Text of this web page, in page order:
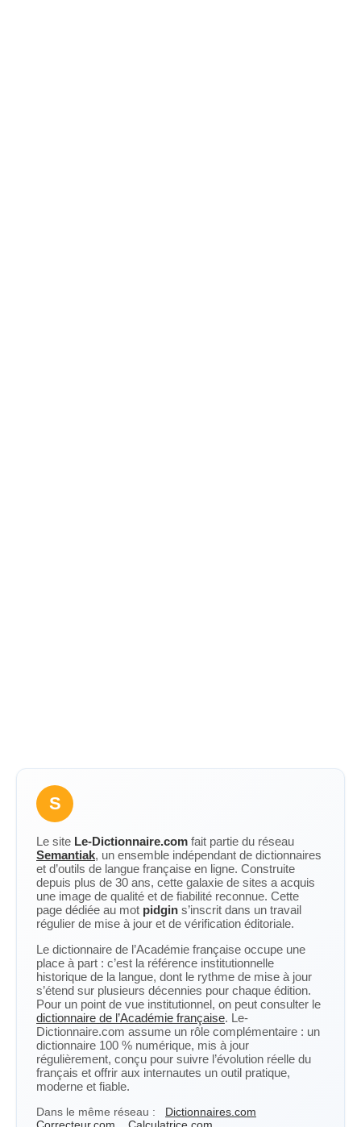
S
Le site Le-Dictionnaire.com fait partie du réseau
Semantiak, un ensemble indépendant de dictionnaires
et d’outils de langue française en ligne. Construite
depuis plus de 30 ans, cette galaxie de sites a acquis
une image de qualité et de fiabilité reconnue. Cette
page dédiée au mot pidgin s’inscrit dans un travail
régulier de mise à jour et de vérification éditoriale.
Le dictionnaire de l’Académie française occupe une
place à part : c’est la référence institutionnelle
historique de la langue, dont le rythme de mise à jour
s’étend sur plusieurs décennies pour chaque édition.
Pour un point de vue institutionnel, on peut consulter le
dictionnaire de l’Académie française. Le-
Dictionnaire.com assume un rôle complémentaire : un
dictionnaire 100 % numérique, mis à jour
régulièrement, conçu pour suivre l’évolution réelle du
français et offrir aux internautes un outil pratique,
moderne et fiable.
Dans le même réseau :
Dictionnaires.com